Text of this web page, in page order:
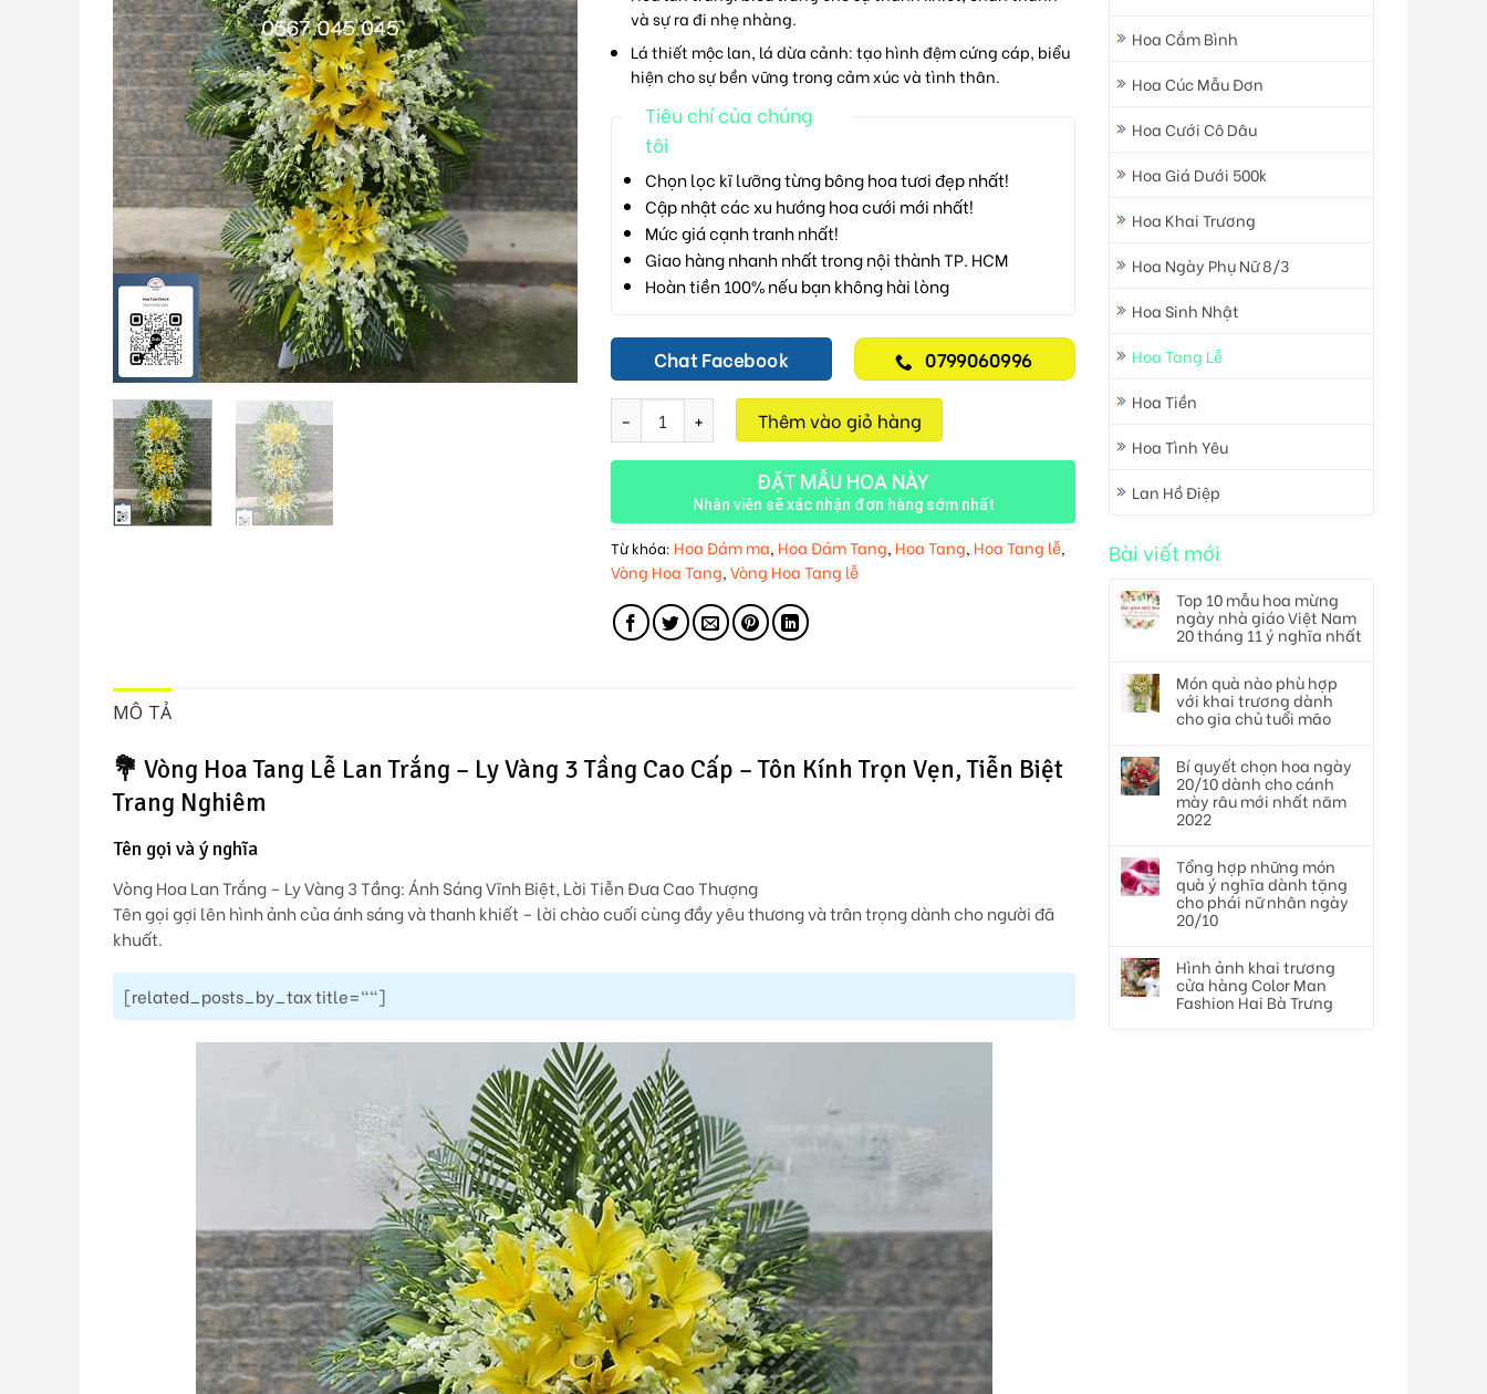
Hoa Cắm Bình
Hoa Cúc Mẫu Đơn
Hoa Cưới Cô Dâu
Hoa Giá Dưới 500k
Hoa Khai Trương
Hoa Ngày Phụ Nữ 8/3
Hoa Sinh Nhật
Hoa Tang Lễ
Hoa Tiền
Hoa Tình Yêu
Lan Hồ Điệp
Bài viết mới
Top 10 mẫu hoa mừng
ngày nhà giáo Việt Nam
20 tháng 11 ý nghĩa nhất
Món quà nào phù hợp
với khai trương dành
cho gia chủ tuổi mão
Bí quyết chọn hoa ngày
20/10 dành cho cánh
mày râu mới nhất năm
2022
Tổng hợp những món
quà ý nghĩa dành tặng
cho phái nữ nhân ngày
20/10
Hình ảnh khai trương
cửa hàng Color Man
Fashion Hai Bà Trưng
và sự ra đi nhẹ nhàng.
Lá thiết mộc lan, lá dừa cảnh: tạo hình đệm cứng cáp, biểu
hiện cho sự bền vững trong cảm xúc và tình thân.
Tiêu chí của chúng
tôi
Chọn lọc kĩ lưỡng từng bông hoa tươi đẹp nhất!
Cập nhật các xu hướng hoa cưới mới nhất!
Mức giá cạnh tranh nhất!
Giao hàng nhanh nhất trong nội thành TP. HCM
Hoàn tiền 100% nếu bạn không hài lòng
Chat Facebook 0799060996
Ánh Sáng Vĩnh Biệt M123 số lượng
Thêm vào giỏ hàng
ĐẶT MẪU HOA NÀY
Nhân viên sẽ xác nhận đơn hàng sớm nhất
Từ khóa: Hoa Đám ma, Hoa Đám Tang, Hoa Tang, Hoa Tang lễ,
Vòng Hoa Tang, Vòng Hoa Tang lễ
MÔ TẢ
💐 Vòng Hoa Tang Lễ Lan Trắng – Ly Vàng 3 Tầng Cao Cấp – Tôn Kính Trọn Vẹn, Tiễn Biệt
Trang Nghiêm
Tên gọi và ý nghĩa
Vòng Hoa Lan Trắng – Ly Vàng 3 Tầng: Ánh Sáng Vĩnh Biệt, Lời Tiễn Đưa Cao Thượng
Tên gọi gợi lên hình ảnh của ánh sáng và thanh khiết – lời chào cuối cùng đầy yêu thương và trân trọng dành cho người đã
khuất.
[related_posts_by_tax title=""]